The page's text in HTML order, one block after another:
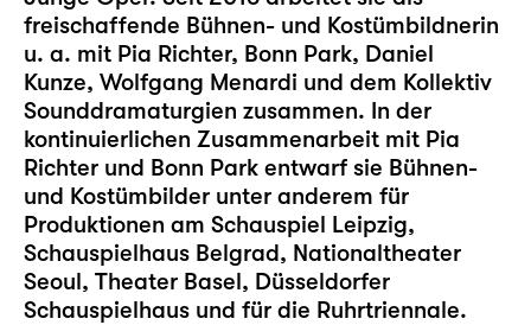
freischaffende Bühnen- und Kostümbildnerin
u. a. mit Pia Richter, Bonn Park, Daniel
Kunze, Wolfgang Menardi und dem Kollektiv
Sounddramaturgien zusammen. In der
kontinuierlichen Zusammenarbeit mit Pia
Richter und Bonn Park entwarf sie Bühnen-
und Kostümbilder unter anderem für
Produktionen am Schauspiel Leipzig,
Schauspielhaus Belgrad, Nationaltheater
Seoul, Theater Basel, Düsseldorfer
Schauspielhaus und für die Ruhrtriennale.